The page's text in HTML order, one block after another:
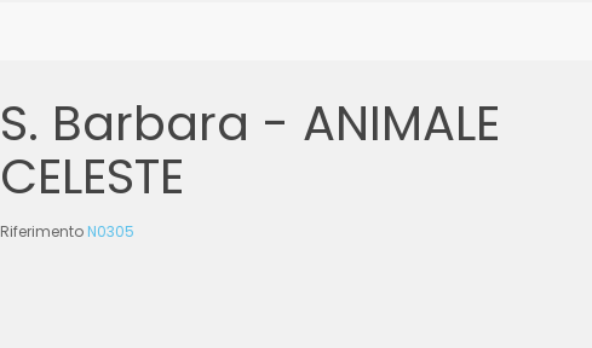
S. Barbara - ANIMALE
CELESTE
Riferimento N0305